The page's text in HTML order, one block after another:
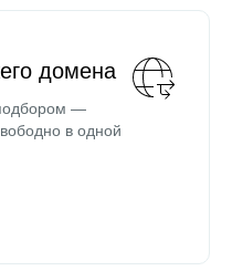
домена
—
в одной